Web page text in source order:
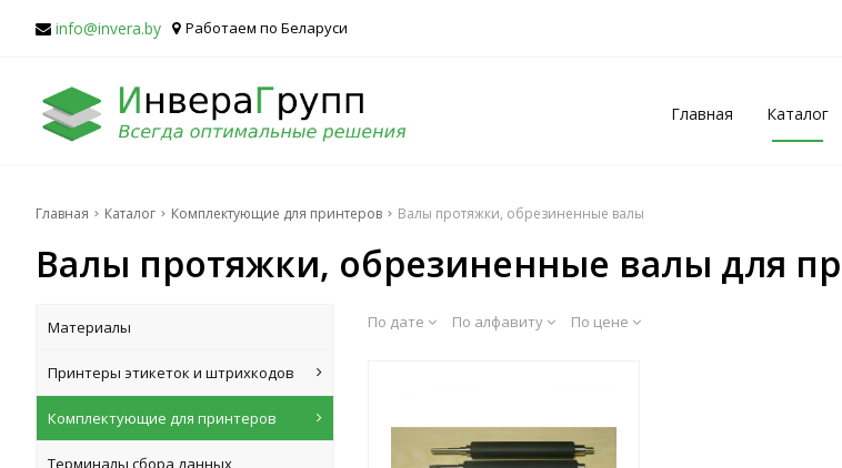
info@invera.by Работаем по Беларуси
Главная Каталог
Главная Каталог Комплектующие для принтеров Валы протяжки, обрезиненные валы
Валы протяжки, обрезиненные валы для
Материалы
Принтеры этикеток и штрихкодов
Комплектующие для принтеров
Терминалы сбора данных
По дате По алфавиту По цене